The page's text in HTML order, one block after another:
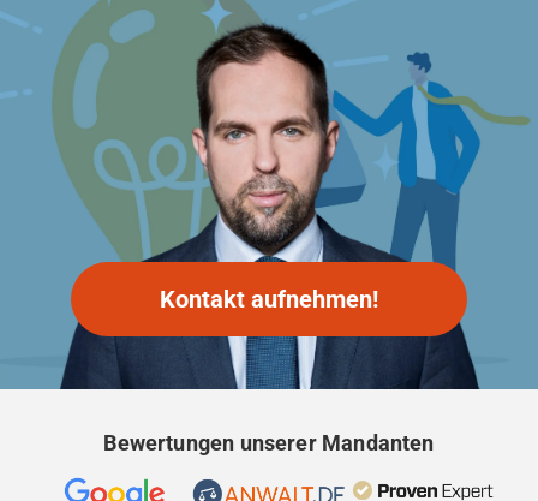
Kontakt aufnehmen!
Bewertungen unserer Mandanten